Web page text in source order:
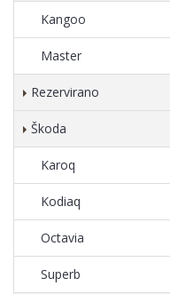
Kangoo
Master
Rezervirano
Škoda
Karoq
Kodiaq
Octavia
Superb